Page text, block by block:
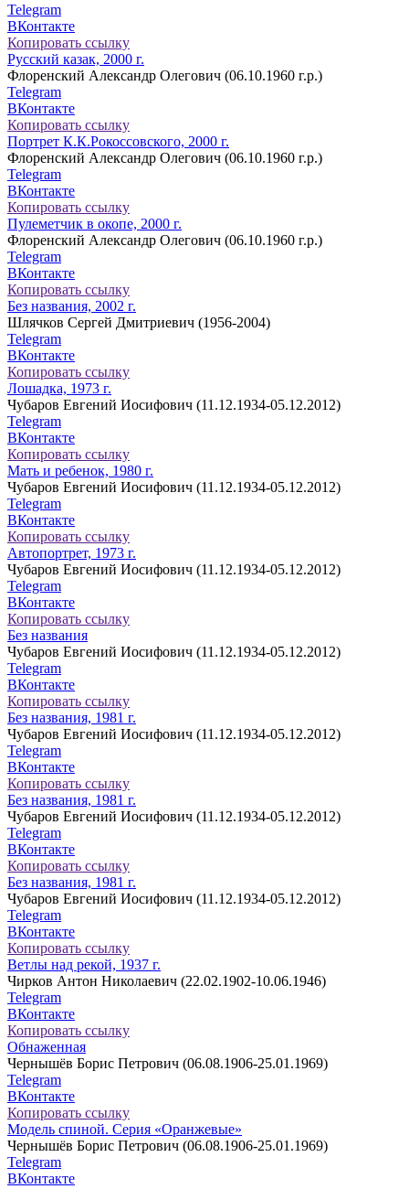
Telegram
ВКонтакте
Копировать ссылку
Русский казак, 2000 г.
Флоренский Александр Олегович (06.10.1960 г.р.)
Telegram
ВКонтакте
Копировать ссылку
Портрет К.К.Рокоссовского, 2000 г.
Флоренский Александр Олегович (06.10.1960 г.р.)
Telegram
ВКонтакте
Копировать ссылку
Пулеметчик в окопе, 2000 г.
Флоренский Александр Олегович (06.10.1960 г.р.)
Telegram
ВКонтакте
Копировать ссылку
Без названия, 2002 г.
Шлячков Сергей Дмитриевич (1956-2004)
Telegram
ВКонтакте
Копировать ссылку
Лошадка, 1973 г.
Чубаров Евгений Иосифович (11.12.1934-05.12.2012)
Telegram
ВКонтакте
Копировать ссылку
Мать и ребенок, 1980 г.
Чубаров Евгений Иосифович (11.12.1934-05.12.2012)
Telegram
ВКонтакте
Копировать ссылку
Автопортрет, 1973 г.
Чубаров Евгений Иосифович (11.12.1934-05.12.2012)
Telegram
ВКонтакте
Копировать ссылку
Без названия
Чубаров Евгений Иосифович (11.12.1934-05.12.2012)
Telegram
ВКонтакте
Копировать ссылку
Без названия, 1981 г.
Чубаров Евгений Иосифович (11.12.1934-05.12.2012)
Telegram
ВКонтакте
Копировать ссылку
Без названия, 1981 г.
Чубаров Евгений Иосифович (11.12.1934-05.12.2012)
Telegram
ВКонтакте
Копировать ссылку
Без названия, 1981 г.
Чубаров Евгений Иосифович (11.12.1934-05.12.2012)
Telegram
ВКонтакте
Копировать ссылку
Ветлы над рекой, 1937 г.
Чирков Антон Николаевич (22.02.1902-10.06.1946)
Telegram
ВКонтакте
Копировать ссылку
Обнаженная
Чернышёв Борис Петрович (06.08.1906-25.01.1969)
Telegram
ВКонтакте
Копировать ссылку
Модель спиной. Серия «Оранжевые»
Чернышёв Борис Петрович (06.08.1906-25.01.1969)
Telegram
ВКонтакте